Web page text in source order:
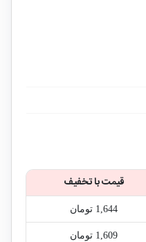
قیمت با تخفیف
1,644‎ تومان
1,609‎ تومان